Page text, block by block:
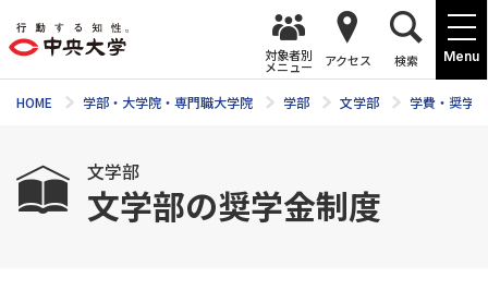
Menu
対象者別
メニュー アクセス 検索
HOME 学部・大学院・専門職大学院 学部 文学部 学費・奨学金
文学部
文学部の奨学金制度